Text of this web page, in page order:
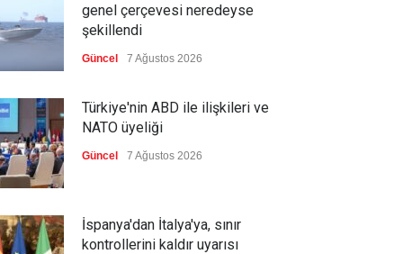
genel çerçevesi neredeyse
şekillendi
Güncel 7 Ağustos 2026
Türkiye'nin ABD ile ilişkileri ve
NATO üyeliği
Güncel 7 Ağustos 2026
İspanya'dan İtalya'ya, sınır
kontrollerini kaldır uyarısı